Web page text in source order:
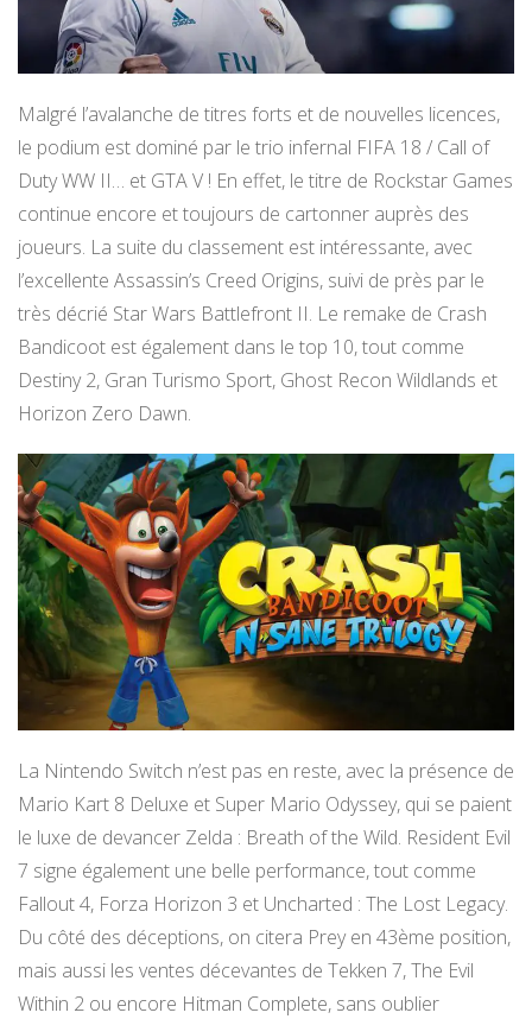
Malgré l’avalanche de titres forts et de nouvelles licences,
le podium est dominé par le trio infernal FIFA 18 / Call of
Duty WW II… et GTA V ! En effet, le titre de Rockstar Games
continue encore et toujours de cartonner auprès des
joueurs. La suite du classement est intéressante, avec
l’excellente Assassin’s Creed Origins, suivi de près par le
très décrié Star Wars Battlefront II. Le remake de Crash
Bandicoot est également dans le top 10, tout comme
Destiny 2, Gran Turismo Sport, Ghost Recon Wildlands et
Horizon Zero Dawn.
La Nintendo Switch n’est pas en reste, avec la présence de
Mario Kart 8 Deluxe et Super Mario Odyssey, qui se paient
le luxe de devancer Zelda : Breath of the Wild. Resident Evil
7 signe également une belle performance, tout comme
Fallout 4, Forza Horizon 3 et Uncharted : The Lost Legacy.
Du côté des déceptions, on citera Prey en 43ème position,
mais aussi les ventes décevantes de Tekken 7, The Evil
Within 2 ou encore Hitman Complete, sans oublier